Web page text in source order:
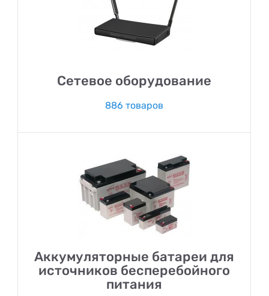
Сетевое оборудование
886 товаров
Аккумуляторные батареи для
источников бесперебойного
питания